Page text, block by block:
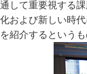
通して重要視する
化および新しい時
を紹介するというも